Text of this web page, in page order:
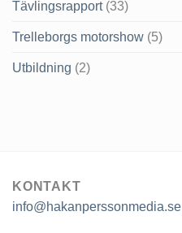
Tävlingsrapport(33)
Trelleborgs motorshow (5)
Utbildning (2)
KONTAKT
info@hakanperssonmedia.se